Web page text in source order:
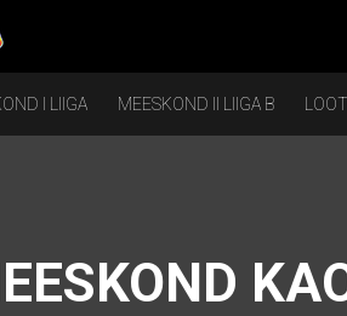
I LIIGA MEESKOND II LIIGA B